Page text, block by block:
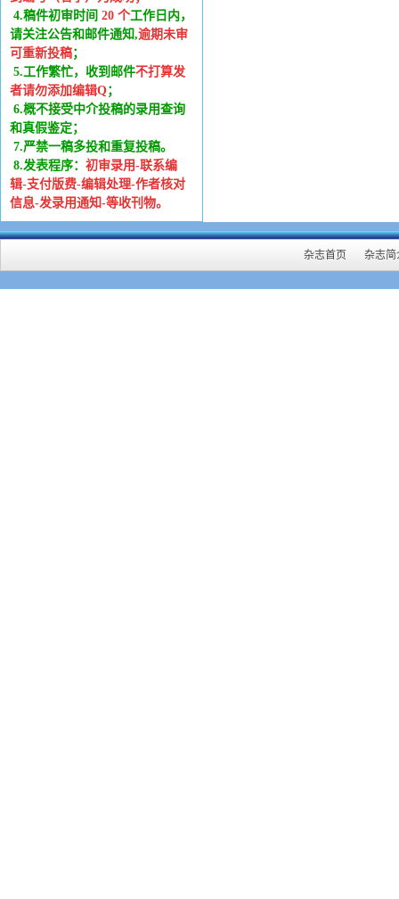
4.稿件初审时间 20 个工作日内 ，
请关注公告和邮件通知,逾期未审
可重新投稿；
5.工作繁忙，收到邮件不打算发
者请勿添加编辑Q；
6.概不接受中介投稿的录用查询
和真假鉴定；
7.严禁一稿多投和重复投稿。
8.发表程序： 初审录用-联系编
辑-支付版费-编辑处理-作者核对
信息-发录用通知-等收刊物。
杂志首页 杂志简